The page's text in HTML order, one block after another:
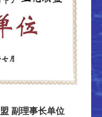
副理事长单位